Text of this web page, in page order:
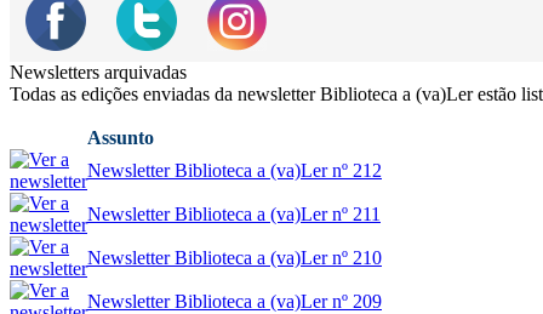
Newsletters arquivadas
Todas as edições enviadas da newsletter Biblioteca a (va)Ler estão
Assunto
Newsletter Biblioteca a (va)Ler nº 212
Newsletter Biblioteca a (va)Ler nº 211
Newsletter Biblioteca a (va)Ler nº 210
Newsletter Biblioteca a (va)Ler nº 209